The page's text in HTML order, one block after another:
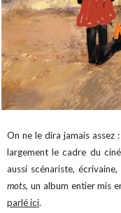
On ne le dira jamais assez :
largement le cadre du
aussi scénariste,
mots, un album entier mis
parlé ici.